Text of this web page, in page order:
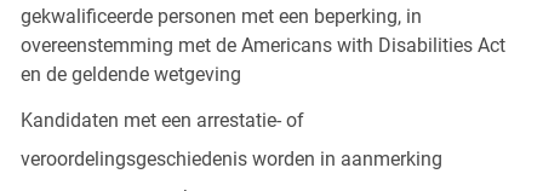
gekwalificeerde personen met een beperking, in
overeenstemming met de Americans with Disabilities Act
en de geldende wetgeving
Kandidaten met een arrestatie- of
veroordelingsgeschiedenis worden in aanmerking